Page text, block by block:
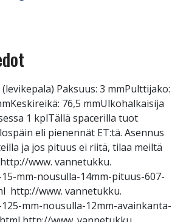
Paksuus: 3 mmPulttijako:
76,5 mmUlkohalkaisija
1 kplTällä spacerilla tuot
eli pienennät ET:tä. Asennus
ja jos pituus ei riitä, tilaa meiltä
www. vannetukku.
mm-nousulla-14mm-pituus-607-
http://www. vannetukku.
mm-nousulla-12mm-avainkanta-